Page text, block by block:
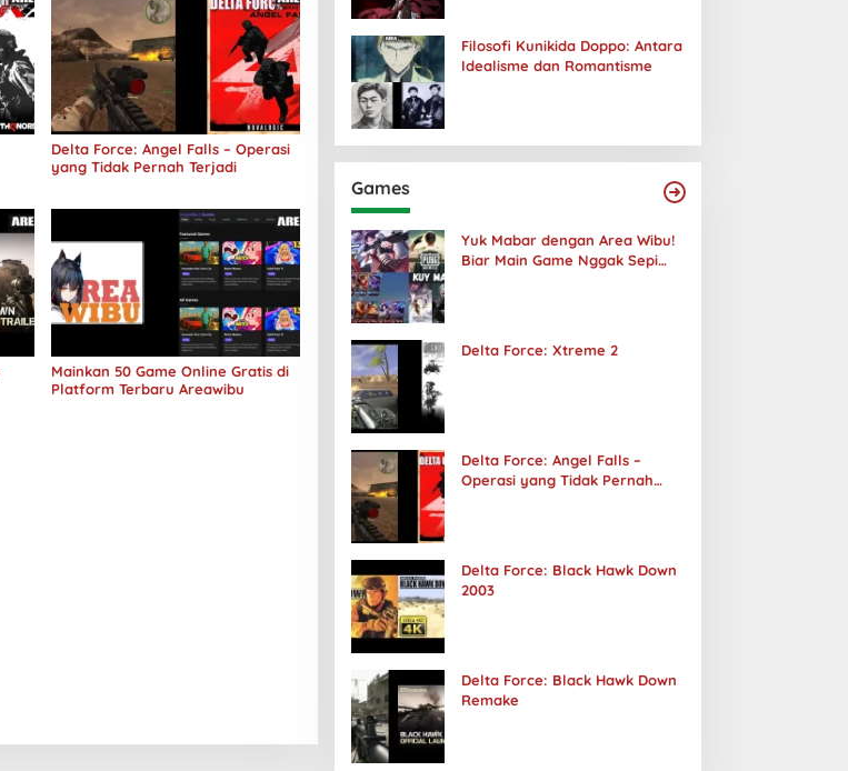
Delta Force: Angel Falls – Operasi
yang Tidak Pernah Terjadi
Mainkan 50 Game Online Gratis di
Platform Terbaru Areawibu
Filosofi Kunikida Doppo: Antara
Idealisme dan Romantisme
Games
Yuk Mabar dengan Area Wibu!
Biar Main Game Nggak Sepi
Delta Force: Xtreme 2
Delta Force: Angel Falls –
Operasi yang Tidak Pernah
Delta Force: Black Hawk Down
2003
Delta Force: Black Hawk Down
Remake